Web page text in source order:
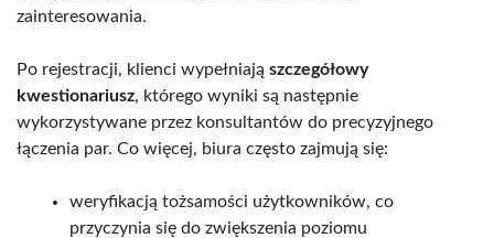
zainteresowania.
Po rejestracji, klienci wypełniają szczegółowy
kwestionariusz, którego wyniki są następnie
wykorzystywane przez konsultantów do precyzyjnego
łączenia par. Co więcej, biura często zajmują się:
weryfikacją tożsamości użytkowników, co
przyczynia się do zwiększenia poziomu